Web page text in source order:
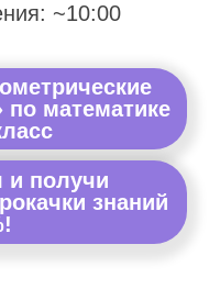
~10:00
по математике
и получи
знаний